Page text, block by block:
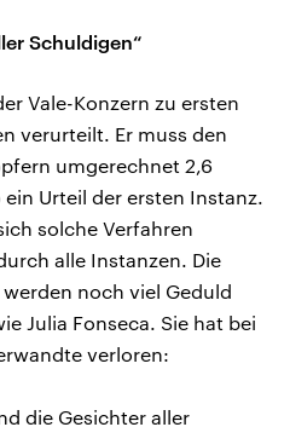
Schuldigen“
Vale-Konzern zu ersten
verurteilt. Er muss den
umgerechnet 2,6
Urteil der ersten Instanz.
solche Verfahren
alle Instanzen. Die
noch viel Geduld
Julia Fonseca. Sie hat bei
verloren:
die Gesichter aller